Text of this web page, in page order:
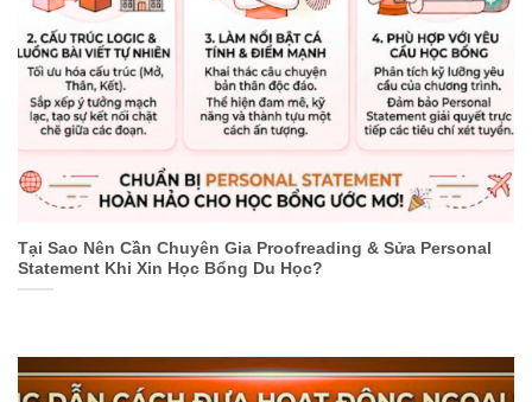
Tại Sao Nên Cần Chuyên Gia Proofreading & Sửa Personal
Statement Khi Xin Học Bổng Du Học?